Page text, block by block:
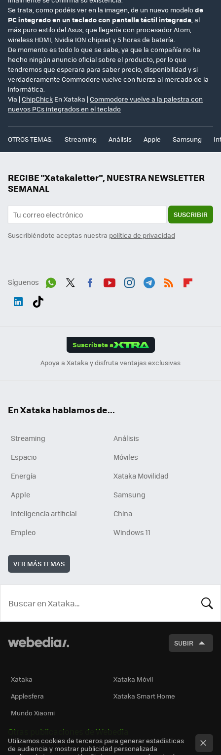
Se trata, como podéis ver en la imagen, de un nuevo modelo de
PC integrado en un teclado con pantalla táctil integrada, al
más puro estilo del Asus, que llegaría con procesador Atom,
wireless HDMI, Nvidia ION chipset y 5 horas de batería.
De momento es todo lo que se sabe, ya que la compañía no ha
hecho ningún anuncio oficial sobre el producto, por lo que
tendremos que esperara para saber precio, disponibilidad y si
verdaderamente Commodore vuelve con fuerza al mercado de la
informática.
Vía |ChipChick En Xataka |Commodore vuelve a la palestra con
nuevos PCs integrados en el teclado
OTROS TEMAS: Streaming Análisis Apple Samsung
RECIBE "Xatakaletter", NUESTRA NEWSLETTER
SEMANAL
SUSCRIBIR
Suscribiéndote aceptas nuestra política de privacidad
Síguenos
Suscríbete a
Apoya a Xataka y disfruta ventajas exclusivas
En Xataka hablamos de...
Streaming
Análisis
Espacio
Móviles
Energía
Xataka Movilidad
Apple
Samsung
Inteligencia artificial
China
Empleo
Windows 11
VER MÁS TEMAS
SUBIR
Xataka
Xataka Móvil
Applesfera
Xataka Smart Home
Mundo Xiaomi
Otras publicaciones de Webedia
Utilizamos cookies de terceros para generar estadísticas
de audiencia y mostrar publicidad personalizada